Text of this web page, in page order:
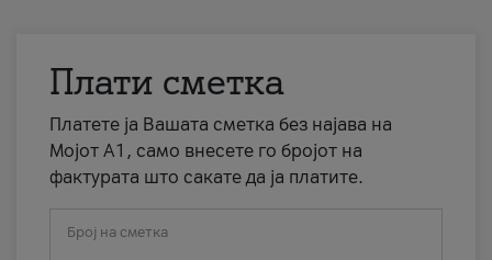
Плати сметка
Платете ја Вашата сметка без најава на
Мојот А1, само внесете го бројот на
фактурата што сакате да ја платите.
Број на сметка